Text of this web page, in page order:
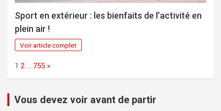
Sport en extérieur : les bienfaits de l’activité en
plein air !
Voir article complet
Page:
1 2 … 755 Next
»
Vous devez voir avant de partir